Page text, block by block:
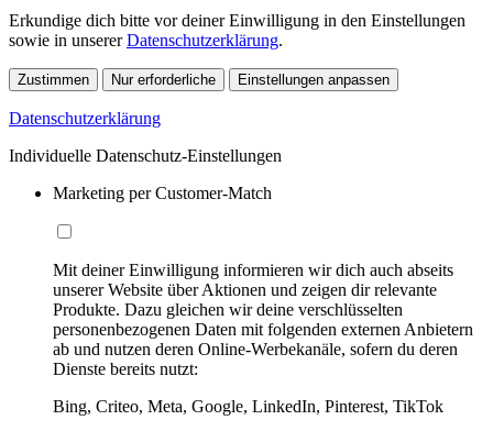
Erkundige dich bitte vor deiner Einwilligung in den Einstellungen
sowie in unsererDatenschutzerklärung.
Zustimmen Nur erforderliche Einstellungen anpassen
Datenschutzerklärung
Individuelle Datenschutz-Einstellungen
Marketing per Customer-Match
Mit deiner Einwilligung informieren wir dich auch abseits
unserer Website über Aktionen und zeigen dir relevante
Produkte. Dazu gleichen wir deine verschlüsselten
personenbezogenen Daten mit folgenden externen Anbietern
ab und nutzen deren Online-Werbekanäle, sofern du deren
Dienste bereits nutzt:
Bing, Criteo, Meta, Google, LinkedIn, Pinterest, TikTok